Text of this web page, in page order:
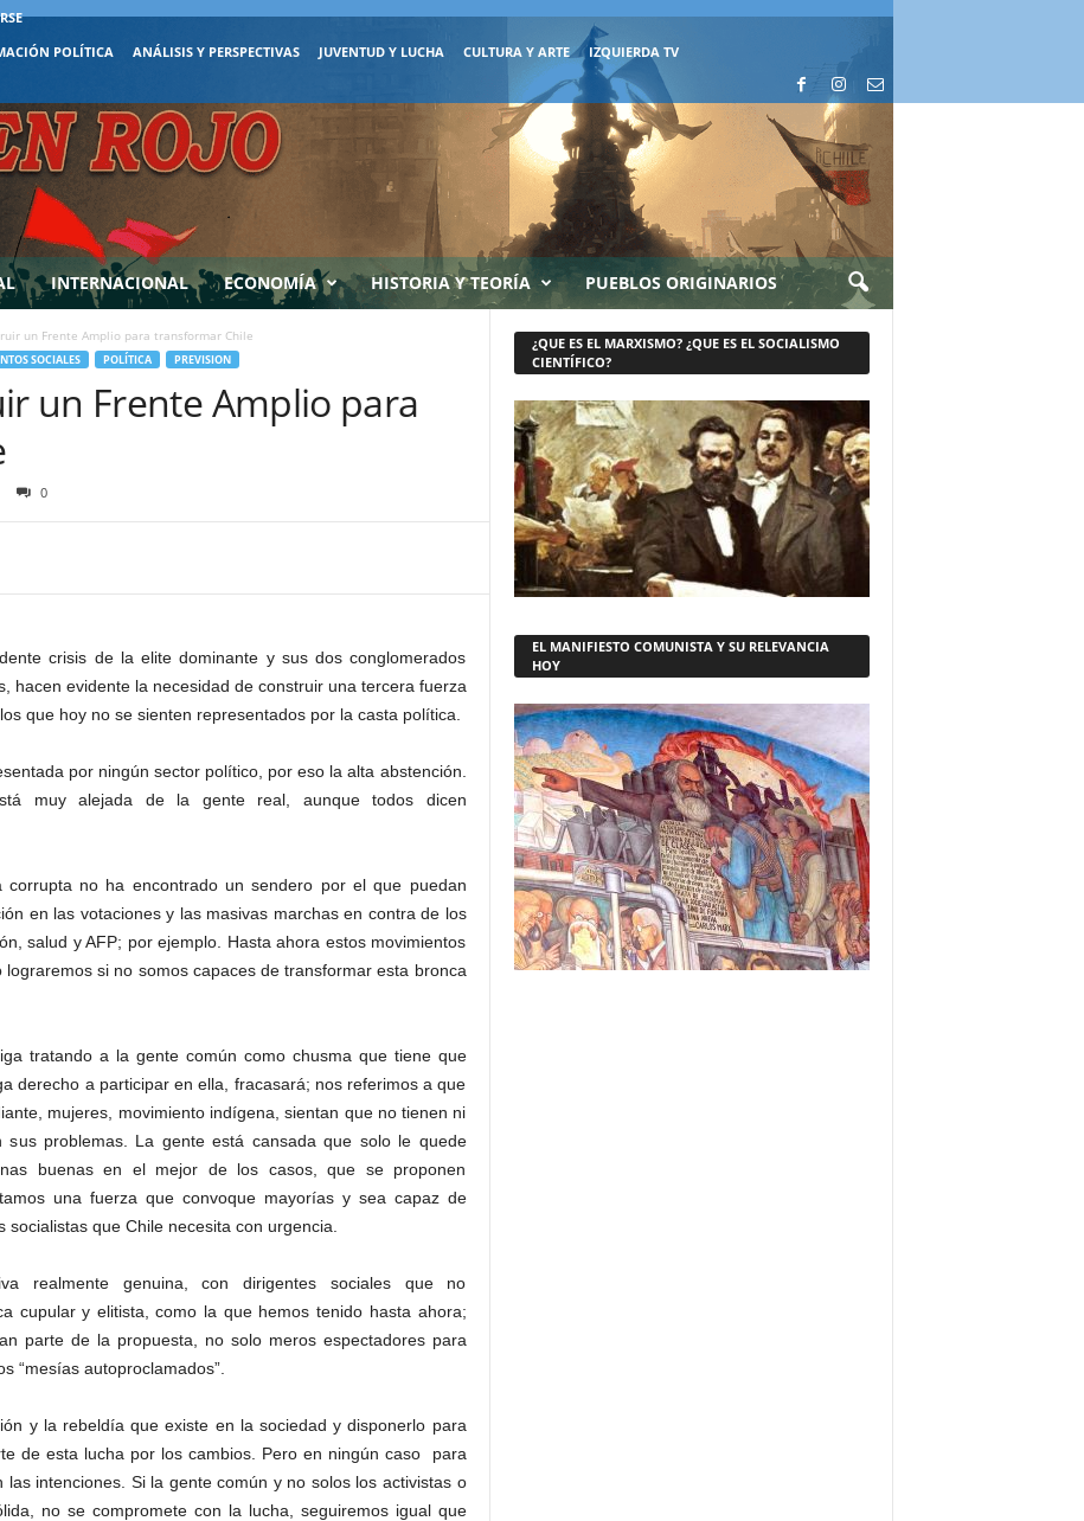
POLÍTICA ANÁLISIS Y PERSPECTIVAS JUVENTUD Y LUCHA CULTURA Y ARTE IZQUIERDA TV
INTERNACIONAL ECONOMÍA HISTORIA Y TEORÍA PUEBLOS ORIGINARIOS
un Frente Amplio para transformar Chile
SOCIALES POLÍTICA PREVISION
un Frente Amplio para
0
crisis de la elite dominante y sus dos conglomerados
hacen evidente la necesidad de construir una tercera fuerza
que hoy no se sienten representados por la casta política.
por ningún sector político, por eso la alta abstención.
muy alejada de la gente real, aunque todos dicen
no ha encontrado un sendero por el que puedan
en las votaciones y las masivas marchas en contra de los
salud y AFP; por ejemplo. Hasta ahora estos movimientos
si no somos capaces de transformar esta bronca
tratando a la gente común como chusma que tiene que
derecho a participar en ella, fracasará; nos referimos a que
mujeres, movimiento indígena, sientan que no tienen ni
problemas. La gente está cansada que solo le quede
buenas en el mejor de los casos, que se proponen
una fuerza que convoque mayorías y sea capaz de
que Chile necesita con urgencia.
realmente genuina, con dirigentes sociales que no
cupular y elitista, como la que hemos tenido hasta ahora;
parte de la propuesta, no solo meros espectadores para
“mesías autoproclamados”.
y la rebeldía que existe en la sociedad y disponerlo para
de esta lucha por los cambios. Pero en ningún caso para
intenciones. Si la gente común y no solos los activistas o
no se compromete con la lucha, seguiremos igual que
¿QUE ES EL MARXISMO? ¿QUE ES EL SOCIALISMO
CIENTÍFICO?
EL MANIFIESTO COMUNISTA Y SU RELEVANCIA
HOY